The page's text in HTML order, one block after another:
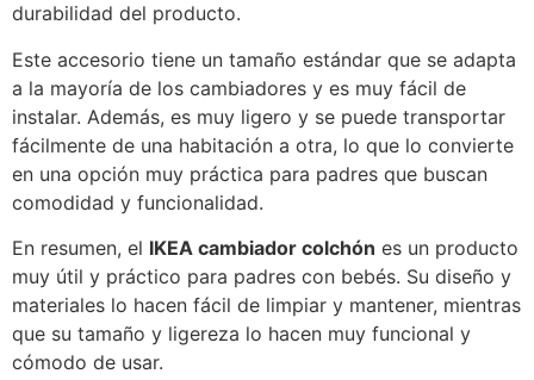
durabilidad del producto.
Este accesorio tiene un tamaño estándar que se adapta
a la mayoría de los cambiadores y es muy fácil de
instalar. Además, es muy ligero y se puede transportar
fácilmente de una habitación a otra, lo que lo convierte
en una opción muy práctica para padres que buscan
comodidad y funcionalidad.
En resumen, el IKEA cambiador colchón es un producto
muy útil y práctico para padres con bebés. Su diseño y
materiales lo hacen fácil de limpiar y mantener, mientras
que su tamaño y ligereza lo hacen muy funcional y
cómodo de usar.